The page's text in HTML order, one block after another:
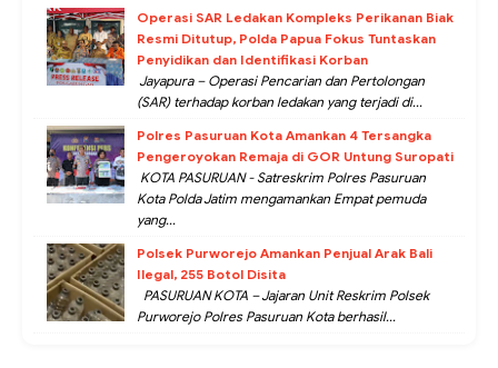
Operasi SAR Ledakan Kompleks Perikanan Biak
Resmi Ditutup, Polda Papua Fokus Tuntaskan
Penyidikan dan Identifikasi Korban
Jayapura – Operasi Pencarian dan Pertolongan
(SAR) terhadap korban ledakan yang terjadi di...
Polres Pasuruan Kota Amankan 4 Tersangka
Pengeroyokan Remaja di GOR Untung Suropati
KOTA PASURUAN - Satreskrim Polres Pasuruan
Kota Polda Jatim mengamankan Empat pemuda
yang...
Polsek Purworejo Amankan Penjual Arak Bali
Ilegal, 255 Botol Disita
PASURUAN KOTA – Jajaran Unit Reskrim Polsek
Purworejo Polres Pasuruan Kota berhasil...